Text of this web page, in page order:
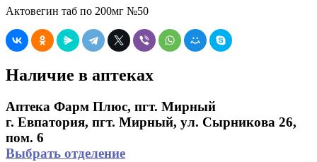
Актовегин таб по 200мг №50
Наличие в аптеках
Аптека Фарм Плюс, пгт. Мирный
г. Евпатория, пгт. Мирный, ул. Сырникова 26,
пом. 6
Выбрать отделение